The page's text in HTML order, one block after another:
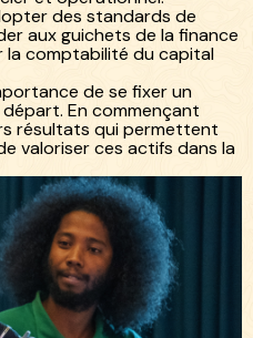
des standards de
aux guichets de la finance
comptabilité du capital
de se fixer un
En commençant
résultats qui permettent
valoriser ces actifs dans la